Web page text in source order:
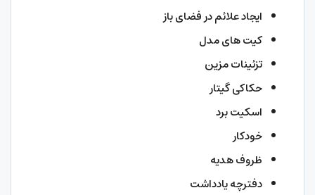
ایجاد علائم در فضای باز
کیت های مدل
تزئینات مزین
حکاکی گیتار
اسکیت برد
خودکار
ظروف هدیه
دفترچه یادداشت